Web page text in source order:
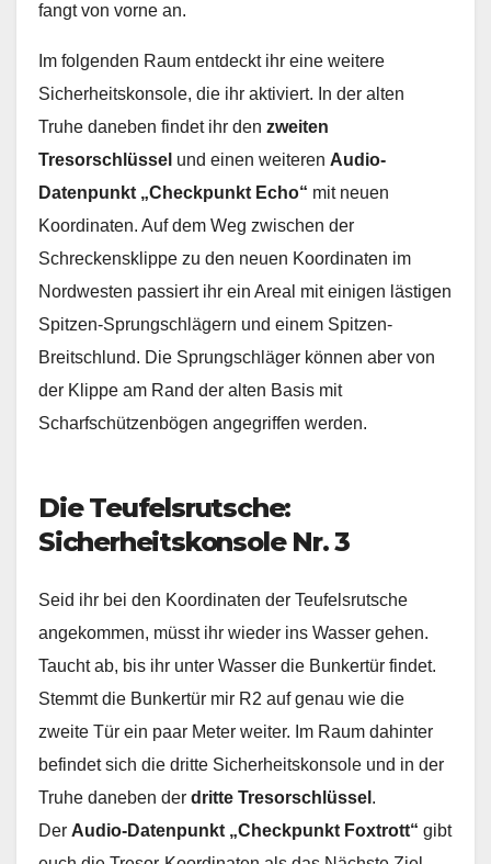
fangt von vorne an.
Im folgenden Raum entdeckt ihr eine weitere
Sicherheitskonsole, die ihr aktiviert. In der alten
Truhe daneben findet ihr den zweiten
Tresorschlüssel und einen weiteren Audio-
Datenpunkt „Checkpunkt Echo“ mit neuen
Koordinaten. Auf dem Weg zwischen der
Schreckensklippe zu den neuen Koordinaten im
Nordwesten passiert ihr ein Areal mit einigen lästigen
Spitzen-Sprungschlägern und einem Spitzen-
Breitschlund. Die Sprungschläger können aber von
der Klippe am Rand der alten Basis mit
Scharfschützenbögen angegriffen werden.
Die Teufelsrutsche:
Sicherheitskonsole Nr. 3
Seid ihr bei den Koordinaten der Teufelsrutsche
angekommen, müsst ihr wieder ins Wasser gehen.
Taucht ab, bis ihr unter Wasser die Bunkertür findet.
Stemmt die Bunkertür mir R2 auf genau wie die
zweite Tür ein paar Meter weiter. Im Raum dahinter
befindet sich die dritte Sicherheitskonsole und in der
Truhe daneben der dritte Tresorschlüssel .
Der Audio-Datenpunkt „Checkpunkt Foxtrott“ gibt